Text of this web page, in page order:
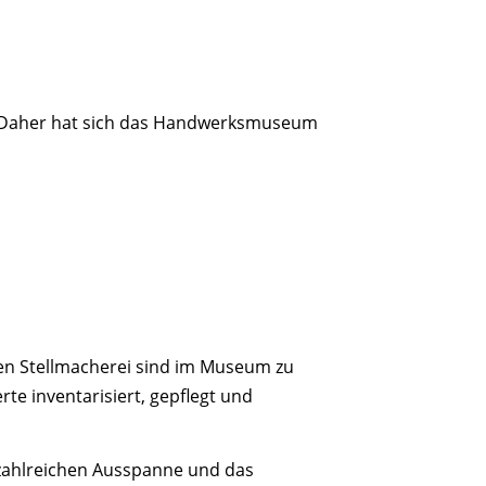
hat sich das Handwerksmuseum
Stellmacherei sind im Museum zu
inventarisiert, gepflegt und
Ausspanne und das